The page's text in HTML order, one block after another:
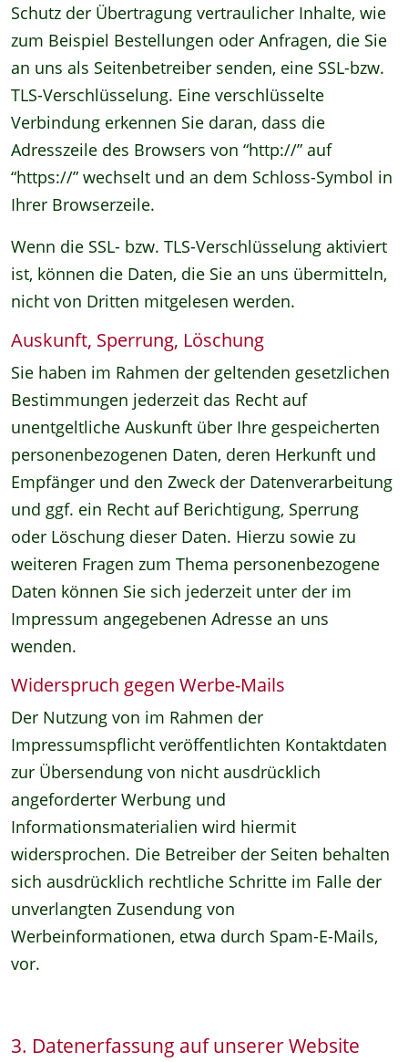
Schutz der Übertragung vertraulicher Inhalte, wie
zum Beispiel Bestellungen oder Anfragen, die Sie
an uns als Seitenbetreiber senden, eine SSL-bzw.
TLS-Verschlüsselung. Eine verschlüsselte
Verbindung erkennen Sie daran, dass die
Adresszeile des Browsers von “http://” auf
“https://” wechselt und an dem Schloss-Symbol in
Ihrer Browserzeile.
Wenn die SSL- bzw. TLS-Verschlüsselung aktiviert
ist, können die Daten, die Sie an uns übermitteln,
nicht von Dritten mitgelesen werden.
Auskunft, Sperrung, Löschung
Sie haben im Rahmen der geltenden gesetzlichen
Bestimmungen jederzeit das Recht auf
unentgeltliche Auskunft über Ihre gespeicherten
personenbezogenen Daten, deren Herkunft und
Empfänger und den Zweck der Datenverarbeitung
und ggf. ein Recht auf Berichtigung, Sperrung
oder Löschung dieser Daten. Hierzu sowie zu
weiteren Fragen zum Thema personenbezogene
Daten können Sie sich jederzeit unter der im
Impressum angegebenen Adresse an uns
wenden.
Widerspruch gegen Werbe-Mails
Der Nutzung von im Rahmen der
Impressumspflicht veröffentlichten Kontaktdaten
zur Übersendung von nicht ausdrücklich
angeforderter Werbung und
Informationsmaterialien wird hiermit
widersprochen. Die Betreiber der Seiten behalten
sich ausdrücklich rechtliche Schritte im Falle der
unverlangten Zusendung von
Werbeinformationen, etwa durch Spam-E-Mails,
vor.
3. Datenerfassung auf unserer Website